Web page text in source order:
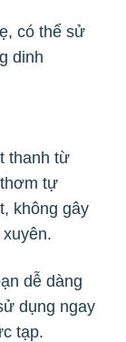
có thể sử
dinh
thanh từ
tự
không gây
dễ dàng
dụng ngay
tạp.